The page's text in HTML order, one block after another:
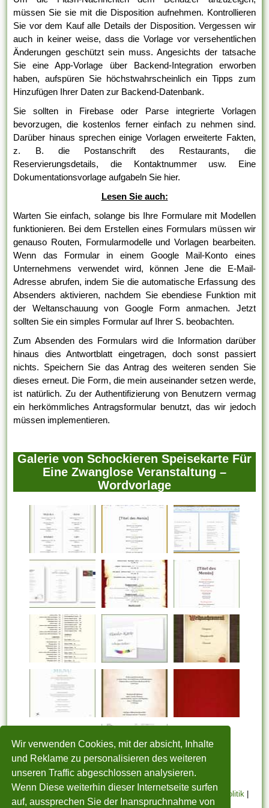
Wir verwenden Cookies, mit der absicht, Inhalte
und Reklame zu personalisieren des weiteren
unseren Traffic abgeschlossen analysieren.
Wenn Diese weiterhin dieser Internetseite surfen
auf, aussprechen Sie der Inanspruchnahme von
müssen Sie sie mit die Disposition aufnehmen. Kontrollieren
Sie vor dem Kauf alle Details der Disposition. Vergessen wir
auch in keiner weise, dass die Vorlage vor versehentlichen
Änderungen geschützt sein muss. Angesichts der tatsache
Sie eine App-Vorlage über Backend-Integration erworben
haben, aufspüren Sie höchstwahrscheinlich ein Tipps zum
Hinzufügen Ihrer Daten zur Backend-Datenbank.
Sie sollten in Firebase oder Parse integrierte Vorlagen
bevorzugen, die kostenlos ferner einfach zu nehmen sind.
Darüber hinaus sprechen einige Vorlagen erweiterte Fakten,
z. B. die Postanschrift des Restaurants, die
Reservierungsdetails, die Kontaktnummer usw. Eine
Dokumentationsvorlage aufgabeln Sie hier.
Lesen Sie auch:
Warten Sie einfach, solange bis Ihre Formulare mit Modellen
funktionieren. Bei dem Erstellen eines Formulars müssen wir
genauso Routen, Formularmodelle und Vorlagen bearbeiten.
Wenn das Formular in einem Google Mail-Konto eines
Unternehmens verwendet wird, können Jene die E-Mail-
Adresse abrufen, indem Sie die automatische Erfassung des
Absenders aktivieren, nachdem Sie ebendiese Funktion mit
der Weltanschauung von Google Form anmachen. Jetzt
sollten Sie ein simples Formular auf Ihrer S. beobachten.
Zum Absenden des Formulars wird die Information darüber
hinaus dies Antwortblatt eingetragen, doch sonst passiert
nichts. Speichern Sie das Antrag des weiteren senden Sie
dieses erneut. Die Form, die mein auseinander setzen werde,
ist natürlich. Zu der Authentifizierung von Benutzern vermag
ein herkömmliches Antragsformular benutzt, das wir jedoch
müssen implementieren.
Galerie von Schockieren Speisekarte Für
Eine Zwanglose Veranstaltung –
Wordvorlage
Cookie Politik|